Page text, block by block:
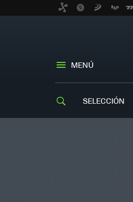
MENÚ
SELECCIÓN